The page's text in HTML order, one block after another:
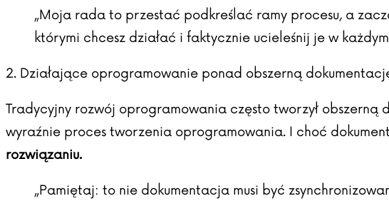
„Moja rada to przestać podkreślać ramy procesu, a
którymi chcesz działać i faktycznie ucieleśnij je w
2. Działające oprogramowanie ponad obszerną
Tradycyjny rozwój oprogramowania często tworzył obszerną
wyraźnie proces tworzenia oprogramowania. I choć
rozwiązaniu.
„Pamiętaj: to nie dokumentacja musi być